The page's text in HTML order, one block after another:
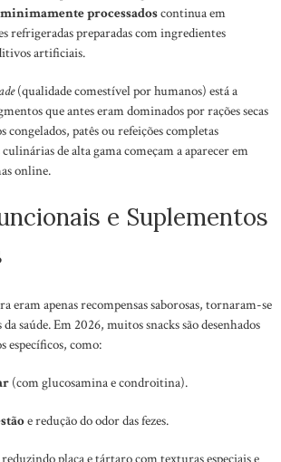
processadoscontinua em
refrigeradas preparadas com ingredientes
artificiais.
(qualidade comestível por humanos) está a
que antes eram dominados por rações secas
patês ou refeições completas
de alta gama começam a aparecer em
online.
e Suplementos
eram apenas recompensas saborosas, tornaram-se
saúde. Em 2026, muitos snacks são desenhados
específicos, como:
(com glucosamina e condroitina).
e redução do odor das fezes.
placa e tártaro com texturas especiais e